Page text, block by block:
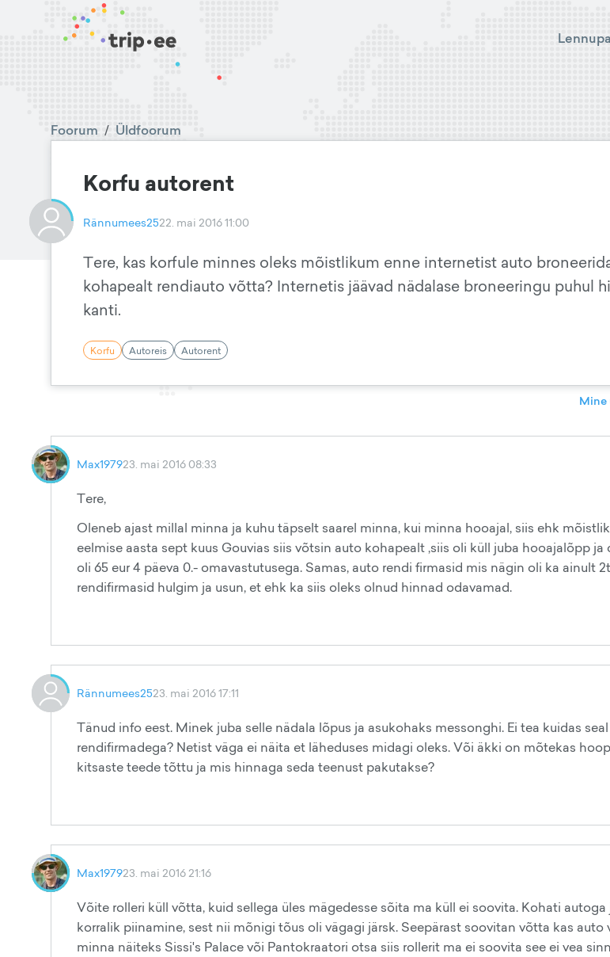
Foorum / Üldfoorum
Korfu autorent
Rännumees2522. mai 2016 11:00
Tere, kas korfule minnes oleks mõistlikum enne internetist auto
kohapealt rendiauto võtta? Internetis jäävad nädalase broneeringu puhul
kanti.
Korfu Autoreis Autorent
Mine
Max197923. mai 2016 08:33
Tere,
Oleneb ajast millal minna ja kuhu täpselt saarel minna, kui minna hooajal, siis ehk
eelmise aasta sept kuus Gouvias siis võtsin auto kohapealt ,siis oli küll juba hooajalõpp
oli 65 eur 4 päeva 0.- omavastutusega. Samas, auto rendi firmasid mis nägin oli ka ainult
rendifirmasid hulgim ja usun, et ehk ka siis oleks olnud hinnad odavamad.
Rännumees2523. mai 2016 17:11
Tänud info eest. Minek juba selle nädala lõpus ja asukohaks messonghi. Ei tea kuidas
rendifirmadega? Netist väga ei näita et läheduses midagi oleks. Või äkki on mõtekas
kitsaste teede tõttu ja mis hinnaga seda teenust pakutakse?
Max197923. mai 2016 21:16
Võite rolleri küll võtta, kuid sellega üles mägedesse sõita ma küll ei soovita. Kohati
korralik piinamine, sest nii mõnigi tõus oli vägagi järsk. Seepärast soovitan võtta kas auto
minna näiteks Sissi's Palace või Pantokraatori otsa siis rollerit ma ei soovita see ei vea